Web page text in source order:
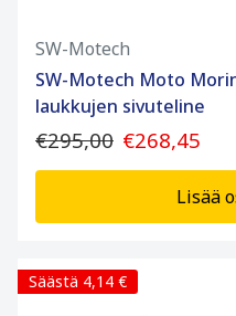
SW-Motech
SW-Motech Moto
laukkujen sivuteline
€295,00 €268,45
Lisää
Säästä 4,14 €